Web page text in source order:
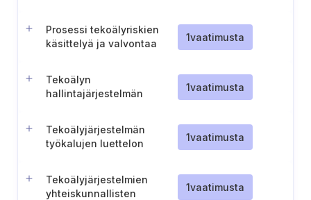
Prosessi tekoälyriskien
käsittelyä ja valvontaa
1vaatimusta
Tekoälyn
hallintajärjestelmän
1vaatimusta
Tekoälyjärjestelmän
työkalujen luettelon
1vaatimusta
Tekoälyjärjestelmien
yhteiskunnallisten
1vaatimusta